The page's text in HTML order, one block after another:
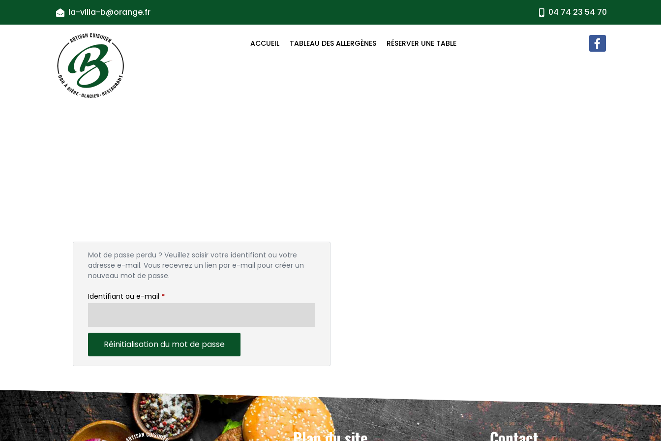
la-villa-b@orange.fr 04 74 23 54 70
ACCUEIL TABLEAU DES ALLERGÈNES RÉSERVER UNE TABLE
Mot de passe perdu ? Veuillez saisir votre identifiant ou votre
adresse e-mail. Vous recevrez un lien par e-mail pour créer un
nouveau mot de passe.
Identifiant ou e-mail *
Réinitialisation du mot de passe